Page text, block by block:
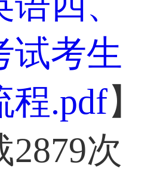
试考生
程.pdf】
2879次